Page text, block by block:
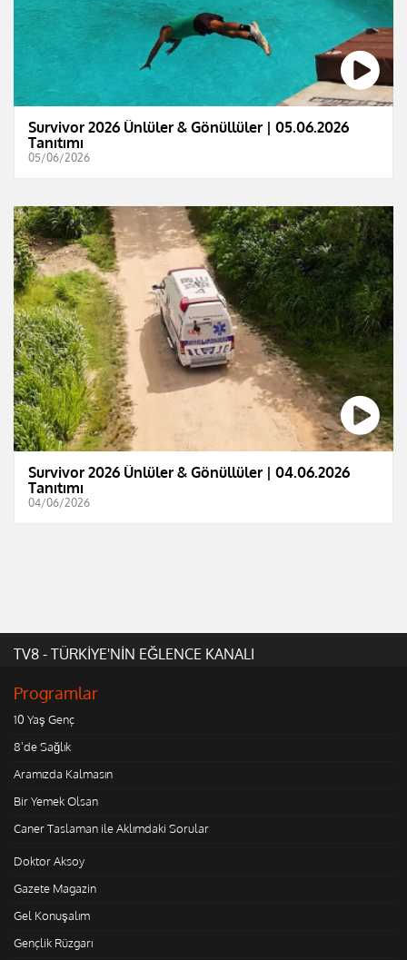
Survivor 2026 Ünlüler & Gönüllüler | 05.06.2026
Tanıtımı
05/06/2026
Survivor 2026 Ünlüler & Gönüllüler | 04.06.2026
Tanıtımı
04/06/2026
TV8 - TÜRKİYE'NİN EĞLENCE KANALI
Programlar
10 Yaş Genç
8'de Sağlık
Aramızda Kalmasın
Bir Yemek Olsan
Caner Taslaman ile Aklımdaki Sorular
Doktor Aksoy
Gazete Magazin
Gel Konuşalım
Gençlik Rüzgarı